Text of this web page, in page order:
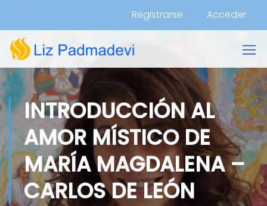
Acceder
Registrarse
INTRODUCCIÓN AL
AMOR MÍSTICO DE
MARÍA MAGDALENA –
CARLOS DE LEÓN